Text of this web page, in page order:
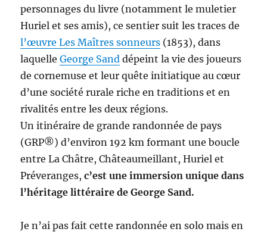
personnages du livre (notamment le muletier
Huriel et ses amis), ce sentier suit les traces de
l’œuvre Les Maîtres sonneurs (1853), dans
laquelleGeorge Sand dépeint la vie des joueurs
de cornemuse et leur quête initiatique au cœur
d’une société rurale riche en traditions et en
rivalités entre les deux régions.
Un itinéraire de grande randonnée de pays
(GRP®) d’environ 192 km formant une boucle
entre La Châtre, Châteaumeillant, Huriel et
Préveranges,c’est une immersion unique dans
l’héritage littéraire de George Sand.
Je n’ai pas fait cette randonnée en solo mais en